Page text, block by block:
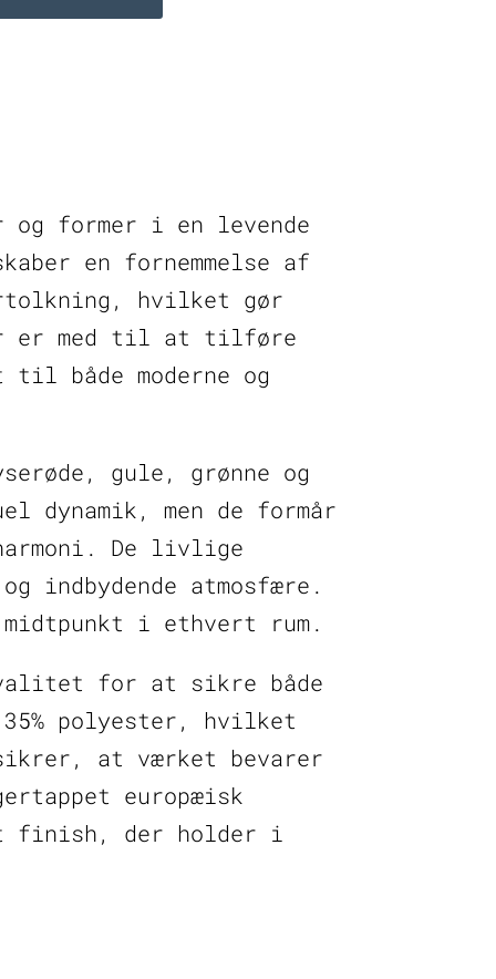
former i en levende
en fornemmelse af
hvilket gør
er med til at tilføre
både moderne og
gule, grønne og
dynamik, men de formår
De livlige
indbydende atmosfære.
i ethvert rum.
for at sikre både
polyester, hvilket
at værket bevarer
europæisk
finish, der holder i